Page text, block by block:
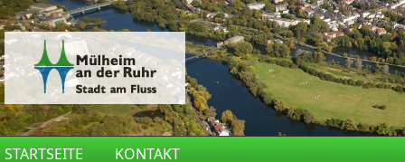
Direkt zum Inhalt
STARTSEITE KONTAKT